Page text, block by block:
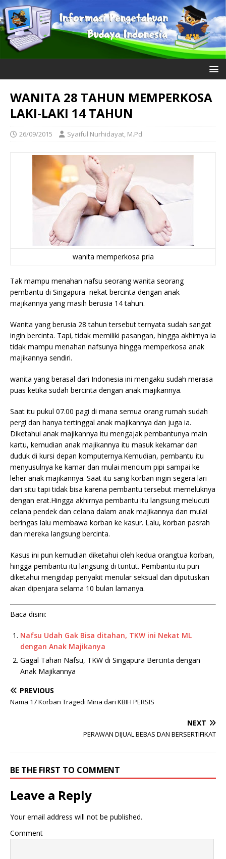
WANITA 28 TAHUN MEMPERKOSA
LAKI-LAKI 14 TAHUN
26/09/2015 Syaiful Nurhidayat, M.Pd
wanita memperkosa pria
Tak mampu menahan nafsu seorang wanita seorang
pembantu di Singapura nekat bercinta dengan anak
majikannya yang masih berusia 14 tahun.
Wanita yang berusia 28 tahun tersebut ternyata sudah sangat
ingin bercinta. Tapi, tidak memiliki pasangan, hingga akhirnya ia
tidak mampu menahan nafsunya hingga memperkosa anak
majikannya sendiri.
wanita yang berasal dari Indonesia ini mengaku sudah merasa
puas ketika sudah bercinta dengan anak majikannya.
Saat itu pukul 07.00 pagi di mana semua orang rumah sudah
pergi dan hanya tertinggal anak majikannya dan juga ia.
Diketahui anak majikannya itu mengajak pembantunya main
kartu, kemudian anak majikannya itu masuk kekamar dan
duduk di kursi depan komputernya.Kemudian, pembantu itu
menyusulnya ke kamar dan mulai mencium pipi sampai ke
leher anak majikannya. Saat itu sang korban ingin segera lari
dari situ tapi tidak bisa karena pembantu tersebut memeluknya
dengan erat.Hingga akhirnya pembantu itu langsung melucuti
celana pendek dan celana dalam anak majikannya dan mulai
beringas lalu membawa korban ke kasur. Lalu, korban pasrah
dan mereka langsung bercinta.
Kasus ini pun kemudian diketahui oleh kedua orangtua korban,
hingga pembantu itu langsung di tuntut. Pembantu itu pun
diketahui mengidap penyakit menular seksual dan diputuskan
akan dipenjara selama 10 bulan lamanya.
Baca disini:
Nafsu Udah Gak Bisa ditahan, TKW ini Nekat ML
dengan Anak Majikanya
Gagal Tahan Nafsu, TKW di Singapura Bercinta dengan
Anak Majikannya
PREVIOUS
Nama 17 Korban Tragedi Mina dari KBIH PERSIS
NEXT
PERAWAN DIJUAL BEBAS DAN BERSERTIFIKAT
BE THE FIRST TO COMMENT
Leave a Reply
Your email address will not be published.
Comment